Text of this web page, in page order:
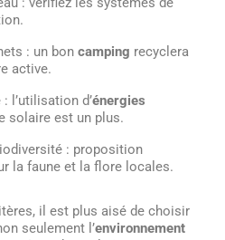
: un bon camping recyclera
active.
l’utilisation d’énergies
solaire est un plus.
: proposition
la faune et la flore locales.
il est plus aisé de choisir
seulement l’environnement